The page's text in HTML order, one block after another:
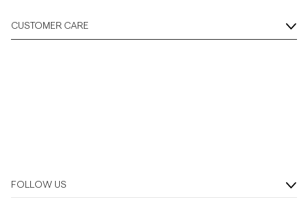
CUSTOMER CARE
FOLLOW US